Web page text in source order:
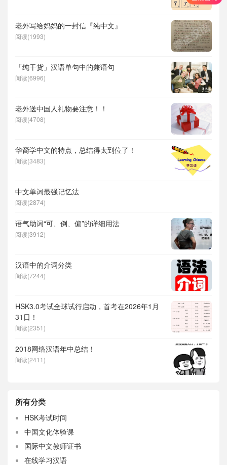
老外写给妈妈的一封信『纯中文』
阅读(1993)
「纯干货」汉语单句中的兼语句
阅读(6996)
老外送中国人礼物要注意！！
阅读(4708)
华裔学中文的特点，总结得太到位了！
阅读(3483)
中文单词最强记忆法
阅读(2874)
语气助词“可、倒、偏”的详细用法
阅读(3912)
汉语中的介词分类
阅读(7244)
HSK3.0考试全球试行启动，首考在2026年1月
31日！
阅读(2351)
2018网络汉语年中总结！
阅读(2411)
所有分类
HSK考试时间
中国文化体验课
国际中文教师证书
在线学习汉语